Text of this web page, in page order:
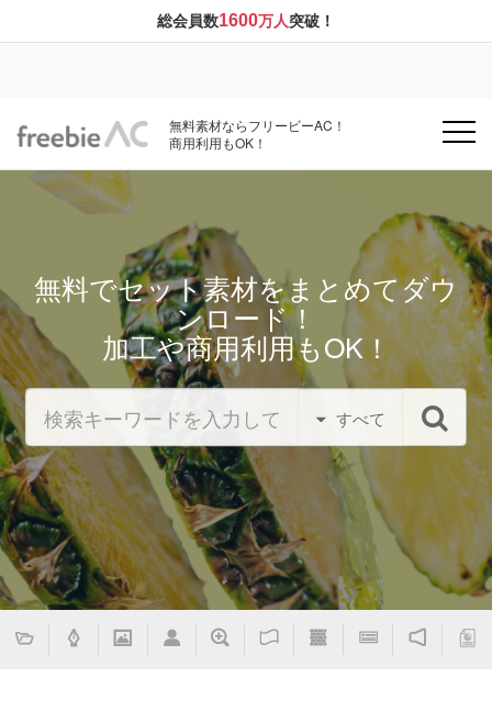
総会員数1600万人突破！
無料素材ならフリービーAC！
商用利用もOK！
無料でセット素材をまとめてダウ
ンロード！
加工や商用利用もOK！
すべて